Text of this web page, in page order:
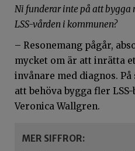
Ni funderar inte på att bygga
LSS-vården i kommunen?
– Resonemang pågår,
mycket om är att inrätta
invånare med diagnos.
att behöva bygga fler
Veronica Wallgren.
MER SIFFROR: